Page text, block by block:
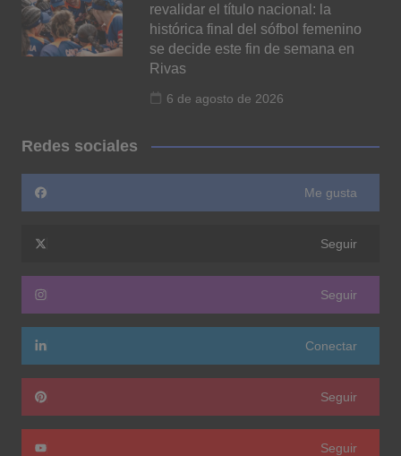
revalidar el título nacional: la
histórica final del sófbol femenino
se decide este fin de semana en
Rivas
6 de agosto de 2026
Redes sociales
Me gusta
Seguir
Seguir
Conectar
Seguir
Seguir